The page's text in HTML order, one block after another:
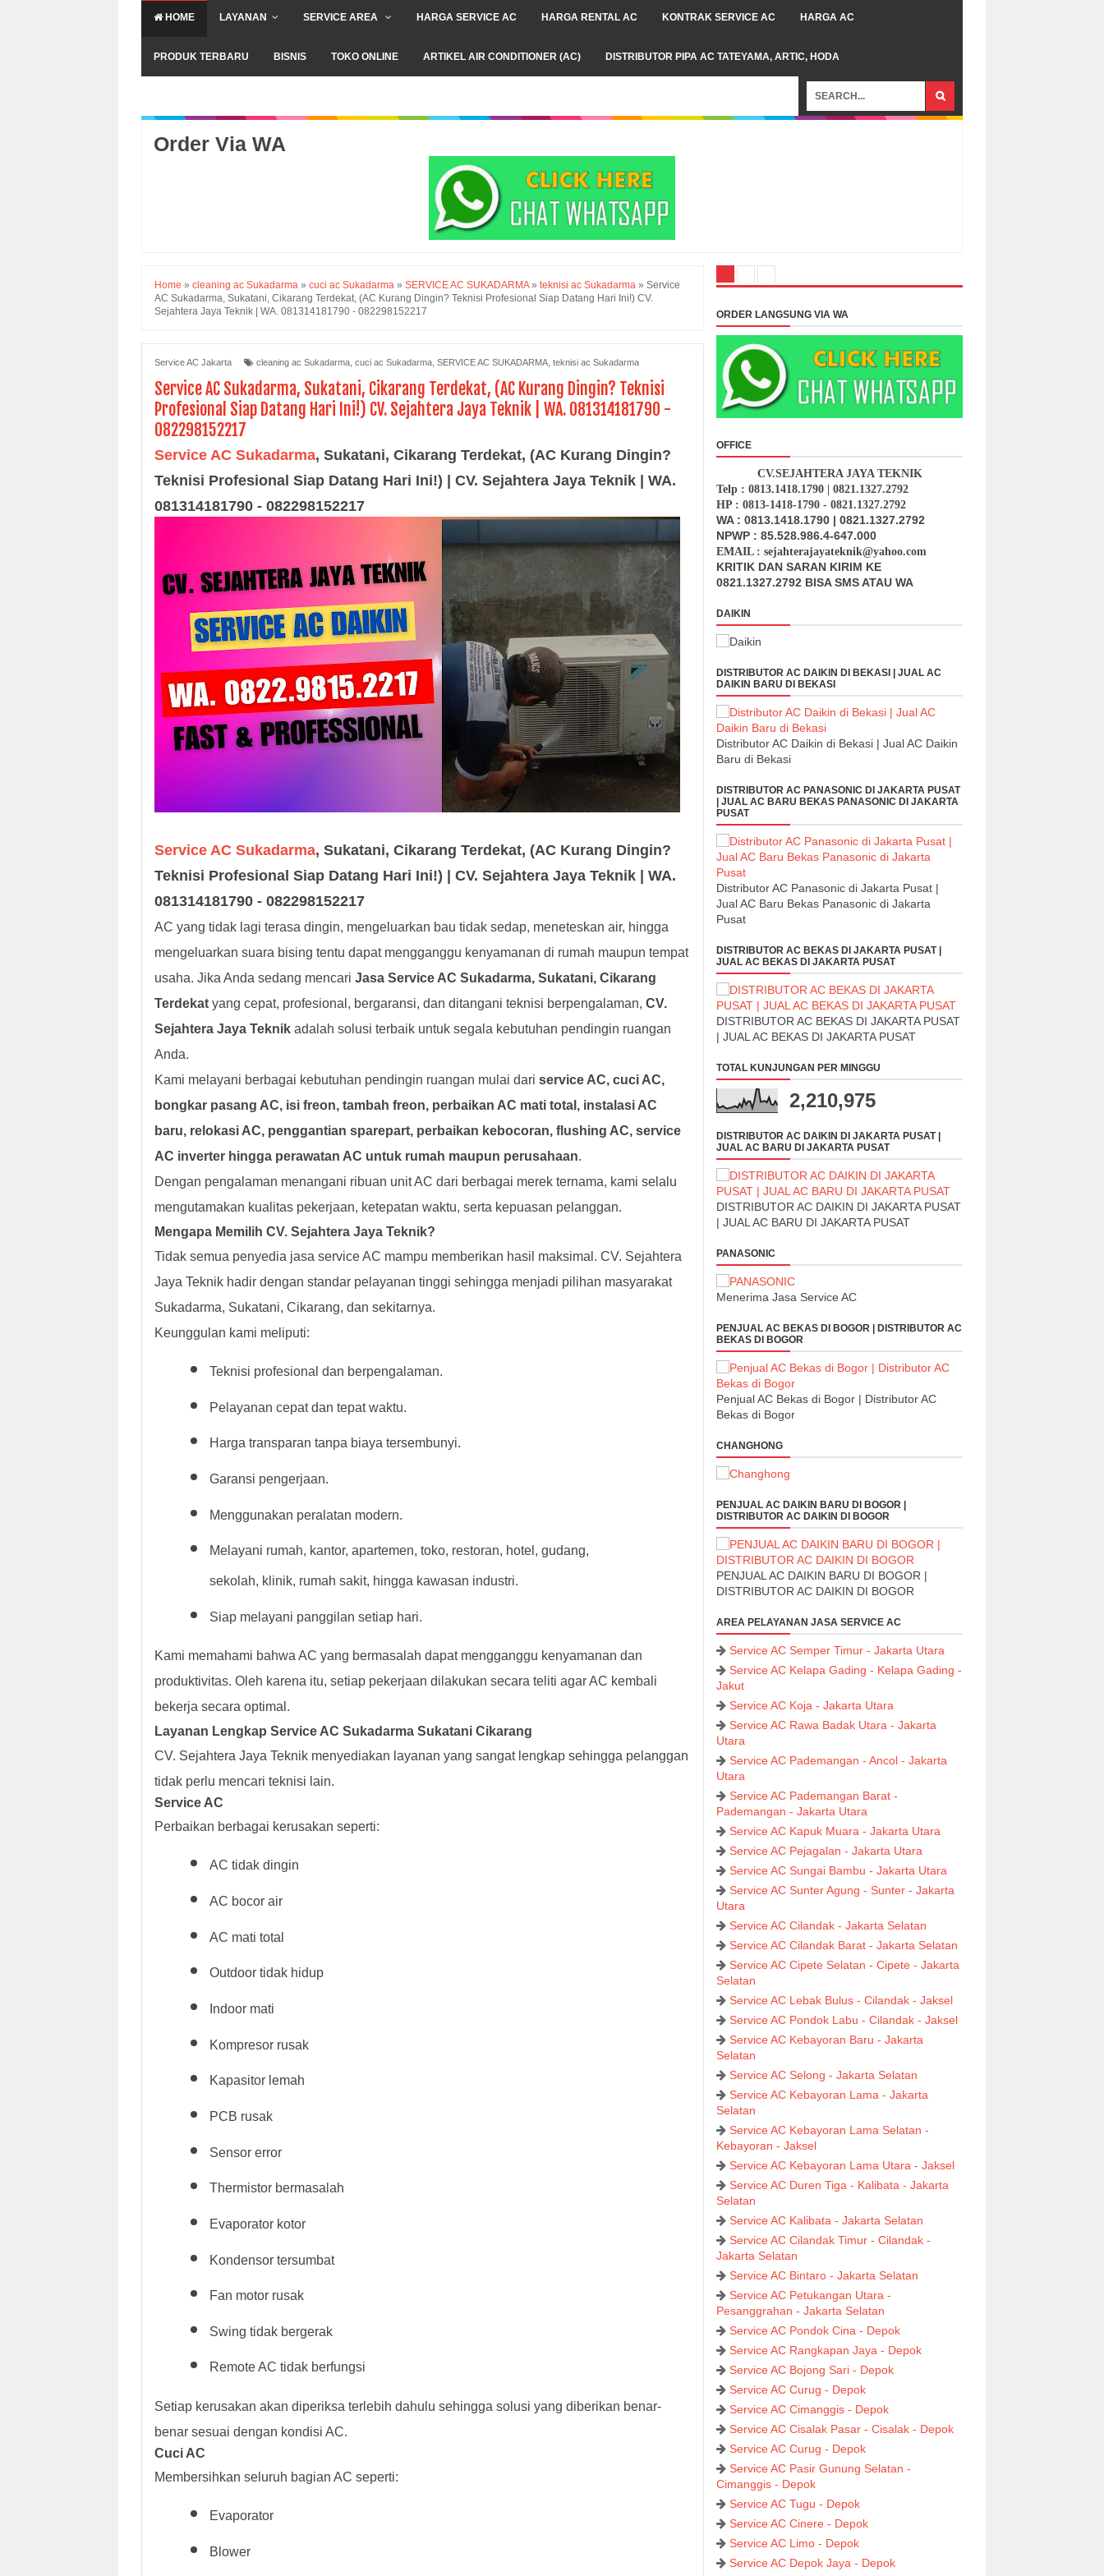
HOME LAYANAN SERVICE AREA HARGA SERVICE AC HARGA RENTAL AC KONTRAK SERVICE AC HARGA AC
PRODUK TERBARU BISNIS TOKO ONLINE ARTIKEL AIR CONDITIONER (AC) DISTRIBUTOR PIPA AC TATEYAMA, ARTIC, HODA
Order Via WA
Home » cleaning ac Sukadarma » cuci ac Sukadarma » SERVICE AC SUKADARMA» teknisi ac Sukadarma » Service
AC Sukadarma, Sukatani, Cikarang Terdekat, (AC Kurang Dingin? Teknisi Profesional Siap Datang Hari Ini!) CV.
Sejahtera Jaya Teknik | WA. 081314181790 - 082298152217
Service AC Jakarta cleaning ac Sukadarma cuci ac Sukadarma SERVICE AC SUKADARMA teknisi ac Sukadarma
Service AC Sukadarma, Sukatani, Cikarang Terdekat, (AC Kurang Dingin? Teknisi
Profesional Siap Datang Hari Ini!) CV. Sejahtera Jaya Teknik | WA. 081314181790 -
082298152217
Service AC Sukadarma, Sukatani, Cikarang Terdekat, (AC Kurang Dingin?
Teknisi Profesional Siap Datang Hari Ini!) | CV. Sejahtera Jaya Teknik | WA.
081314181790 - 082298152217
Service AC Sukadarma, Sukatani, Cikarang Terdekat, (AC Kurang Dingin?
Teknisi Profesional Siap Datang Hari Ini!) | CV. Sejahtera Jaya Teknik | WA.
081314181790 - 082298152217
AC yang tidak lagi terasa dingin, mengeluarkan bau tidak sedap, meneteskan air, hingga
mengeluarkan suara bising tentu dapat mengganggu kenyamanan di rumah maupun tempat
usaha. Jika Anda sedang mencari Jasa Service AC Sukadarma, Sukatani, Cikarang
Terdekat yang cepat, profesional, bergaransi, dan ditangani teknisi berpengalaman, CV.
Sejahtera Jaya Teknik adalah solusi terbaik untuk segala kebutuhan pendingin ruangan
Anda.
Kami melayani berbagai kebutuhan pendingin ruangan mulai dari service AC, cuci AC,
bongkar pasang AC, isi freon, tambah freon, perbaikan AC mati total, instalasi AC
baru, relokasi AC, penggantian sparepart, perbaikan kebocoran, flushing AC, service
AC inverter hingga perawatan AC untuk rumah maupun perusahaan.
Dengan pengalaman menangani ribuan unit AC dari berbagai merek ternama, kami selalu
mengutamakan kualitas pekerjaan, ketepatan waktu, serta kepuasan pelanggan.
Mengapa Memilih CV. Sejahtera Jaya Teknik?
Tidak semua penyedia jasa service AC mampu memberikan hasil maksimal. CV. Sejahtera
Jaya Teknik hadir dengan standar pelayanan tinggi sehingga menjadi pilihan masyarakat
Sukadarma, Sukatani, Cikarang, dan sekitarnya.
Keunggulan kami meliputi:
Teknisi profesional dan berpengalaman.
Pelayanan cepat dan tepat waktu.
Harga transparan tanpa biaya tersembunyi.
Garansi pengerjaan.
Menggunakan peralatan modern.
Melayani rumah, kantor, apartemen, toko, restoran, hotel, gudang,
sekolah, klinik, rumah sakit, hingga kawasan industri.
Siap melayani panggilan setiap hari.
Kami memahami bahwa AC yang bermasalah dapat mengganggu kenyamanan dan
produktivitas. Oleh karena itu, setiap pekerjaan dilakukan secara teliti agar AC kembali
bekerja secara optimal.
Layanan Lengkap Service AC Sukadarma Sukatani Cikarang
CV. Sejahtera Jaya Teknik menyediakan layanan yang sangat lengkap sehingga pelanggan
tidak perlu mencari teknisi lain.
Service AC
Perbaikan berbagai kerusakan seperti:
AC tidak dingin
AC bocor air
AC mati total
Outdoor tidak hidup
Indoor mati
Kompresor rusak
Kapasitor lemah
PCB rusak
Sensor error
Thermistor bermasalah
Evaporator kotor
Kondensor tersumbat
Fan motor rusak
Swing tidak bergerak
Remote AC tidak berfungsi
Setiap kerusakan akan diperiksa terlebih dahulu sehingga solusi yang diberikan benar-
benar sesuai dengan kondisi AC.
Cuci AC
Membersihkan seluruh bagian AC seperti:
Evaporator
Blower
ORDER LANGSUNG VIA WA
OFFICE
CV.SEJAHTERA JAYA TEKNIK
Telp : 0813.1418.1790 | 0821.1327.2792
HP : 0813-1418-1790 - 0821.1327.2792
WA : 0813.1418.1790 | 0821.1327.2792
NPWP : 85.528.986.4-647.000
EMAIL : sejahterajayateknik@yahoo.com
KRITIK DAN SARAN KIRIM KE
0821.1327.2792 BISA SMS ATAU WA
DAIKIN
DISTRIBUTOR AC DAIKIN DI BEKASI | JUAL AC
DAIKIN BARU DI BEKASI
Distributor AC Daikin di Bekasi | Jual AC Daikin
Baru di Bekasi
DISTRIBUTOR AC PANASONIC DI JAKARTA PUSAT
| JUAL AC BARU BEKAS PANASONIC DI JAKARTA
PUSAT
Distributor AC Panasonic di Jakarta Pusat |
Jual AC Baru Bekas Panasonic di Jakarta
Pusat
DISTRIBUTOR AC BEKAS DI JAKARTA PUSAT |
JUAL AC BEKAS DI JAKARTA PUSAT
DISTRIBUTOR AC BEKAS DI JAKARTA PUSAT
| JUAL AC BEKAS DI JAKARTA PUSAT
TOTAL KUNJUNGAN PER MINGGU
2,210,975
DISTRIBUTOR AC DAIKIN DI JAKARTA PUSAT |
JUAL AC BARU DI JAKARTA PUSAT
DISTRIBUTOR AC DAIKIN DI JAKARTA PUSAT
| JUAL AC BARU DI JAKARTA PUSAT
PANASONIC
Menerima Jasa Service AC
PENJUAL AC BEKAS DI BOGOR | DISTRIBUTOR AC
BEKAS DI BOGOR
Penjual AC Bekas di Bogor | Distributor AC
Bekas di Bogor
CHANGHONG
PENJUAL AC DAIKIN BARU DI BOGOR |
DISTRIBUTOR AC DAIKIN DI BOGOR
PENJUAL AC DAIKIN BARU DI BOGOR |
DISTRIBUTOR AC DAIKIN DI BOGOR
AREA PELAYANAN JASA SERVICE AC
Service AC Semper Timur - Jakarta Utara
Service AC Kelapa Gading - Kelapa Gading -
Jakut
Service AC Koja - Jakarta Utara
Service AC Rawa Badak Utara - Jakarta
Utara
Service AC Pademangan - Ancol - Jakarta
Utara
Service AC Pademangan Barat -
Pademangan - Jakarta Utara
Service AC Kapuk Muara - Jakarta Utara
Service AC Pejagalan - Jakarta Utara
Service AC Sungai Bambu - Jakarta Utara
Service AC Sunter Agung - Sunter - Jakarta
Utara
Service AC Cilandak - Jakarta Selatan
Service AC Cilandak Barat - Jakarta Selatan
Service AC Cipete Selatan - Cipete - Jakarta
Selatan
Service AC Lebak Bulus - Cilandak - Jaksel
Service AC Pondok Labu - Cilandak - Jaksel
Service AC Kebayoran Baru - Jakarta
Selatan
Service AC Selong - Jakarta Selatan
Service AC Kebayoran Lama - Jakarta
Selatan
Service AC Kebayoran Lama Selatan -
Kebayoran - Jaksel
Service AC Kebayoran Lama Utara - Jaksel
Service AC Duren Tiga - Kalibata - Jakarta
Selatan
Service AC Kalibata - Jakarta Selatan
Service AC Cilandak Timur - Cilandak -
Jakarta Selatan
Service AC Bintaro - Jakarta Selatan
Service AC Petukangan Utara -
Pesanggrahan - Jakarta Selatan
Service AC Pondok Cina - Depok
Service AC Rangkapan Jaya - Depok
Service AC Bojong Sari - Depok
Service AC Curug - Depok
Service AC Cimanggis - Depok
Service AC Cisalak Pasar - Cisalak - Depok
Service AC Curug - Depok
Service AC Pasir Gunung Selatan -
Cimanggis - Depok
Service AC Tugu - Depok
Service AC Cinere - Depok
Service AC Limo - Depok
Service AC Depok Jaya - Depok